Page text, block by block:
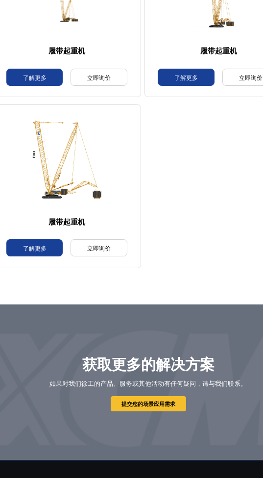
履带起重机
了解更多 立即询价
履带起重机
了解更多 立即询价
履带起重机
了解更多 立即询价
获取更多的解决方案
如果对我们徐工的产品、服务或其他活动有任何疑问，请与我们联系。
提交您的场景应用需求